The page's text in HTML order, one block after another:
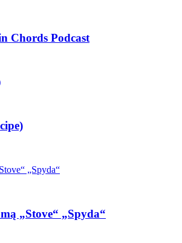
Chords Podcast
„Stove“ „Spyda“